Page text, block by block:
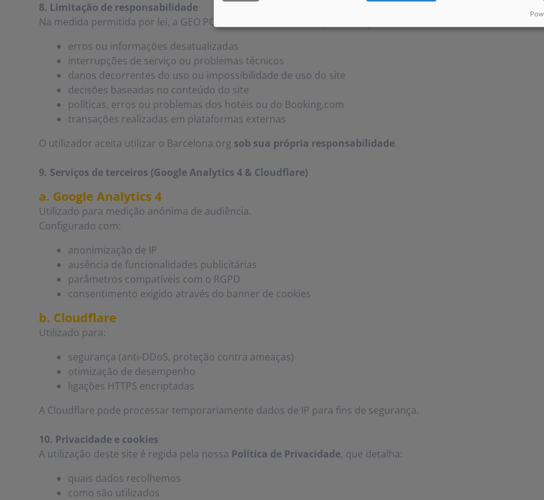
8. Limitação de responsabilidade
Na medida permitida por lei, a GEO PORTALS, S.L. não será responsável por:
erros ou informações desatualizadas
interrupções de serviço ou problemas técnicos
danos decorrentes do uso ou impossibilidade de uso do site
decisões baseadas no conteúdo do site
políticas, erros ou problemas dos hotéis ou do Booking.com
transações realizadas em plataformas externas
O utilizador aceita utilizar o Barcelona.org sob sua própria responsabilidade.
9. Serviços de terceiros (Google Analytics 4 & Cloudflare)
a. Google Analytics 4
Utilizado para medição anónima de audiência.
Configurado com:
anonimização de IP
ausência de funcionalidades publicitárias
parâmetros compatíveis com o RGPD
consentimento exigido através do banner de cookies
b. Cloudflare
Utilizado para:
segurança (anti-DDoS, proteção contra ameaças)
otimização de desempenho
ligações HTTPS encriptadas
A Cloudflare pode processar temporariamente dados de IP para fins de segurança.
10. Privacidade e cookies
A utilização deste site é regida pela nossa Política de Privacidade, que detalha:
quais dados recolhemos
como são utilizados